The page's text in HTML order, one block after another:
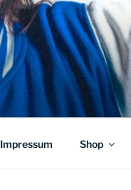
Impressum Shop